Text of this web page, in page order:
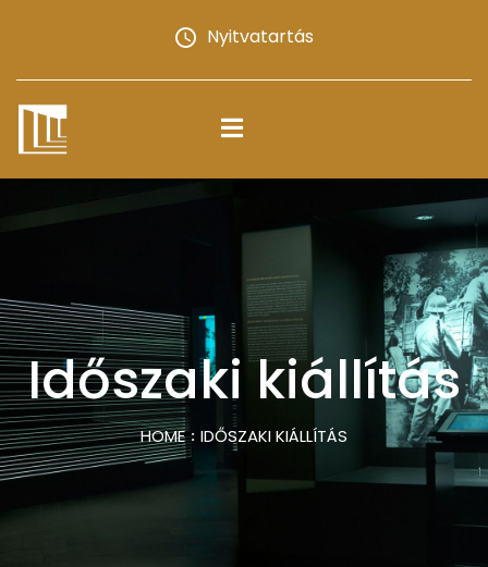
Nyitvatartás
Időszaki kiállítás
HOME IDŐSZAKI KIÁLLÍTÁS